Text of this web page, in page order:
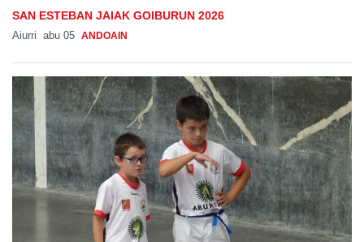
SAN ESTEBAN JAIAK GOIBURUN 2026
Aiurri abu 05 ANDOAIN